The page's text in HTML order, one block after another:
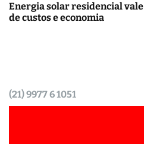
Energia solar residencial vale
de custos e economia
(21) 9977 6 1051